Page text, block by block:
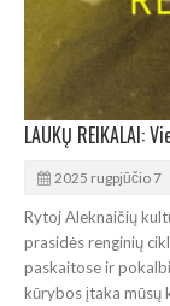
LAUKŲ REIKALAI:
2025 rugpjūčio 7
Rytoj Aleknaičių
prasidės renginių
paskaitose ir
kūrybos įtaka mūsų